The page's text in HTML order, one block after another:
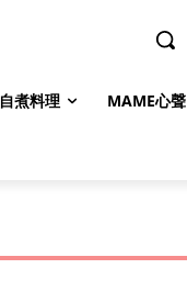
自煮料理 MAME心聲